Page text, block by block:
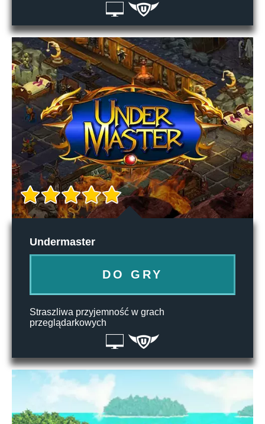
Undermaster
DO GRY
Straszliwa przyjemność w grach
przeglądarkowych